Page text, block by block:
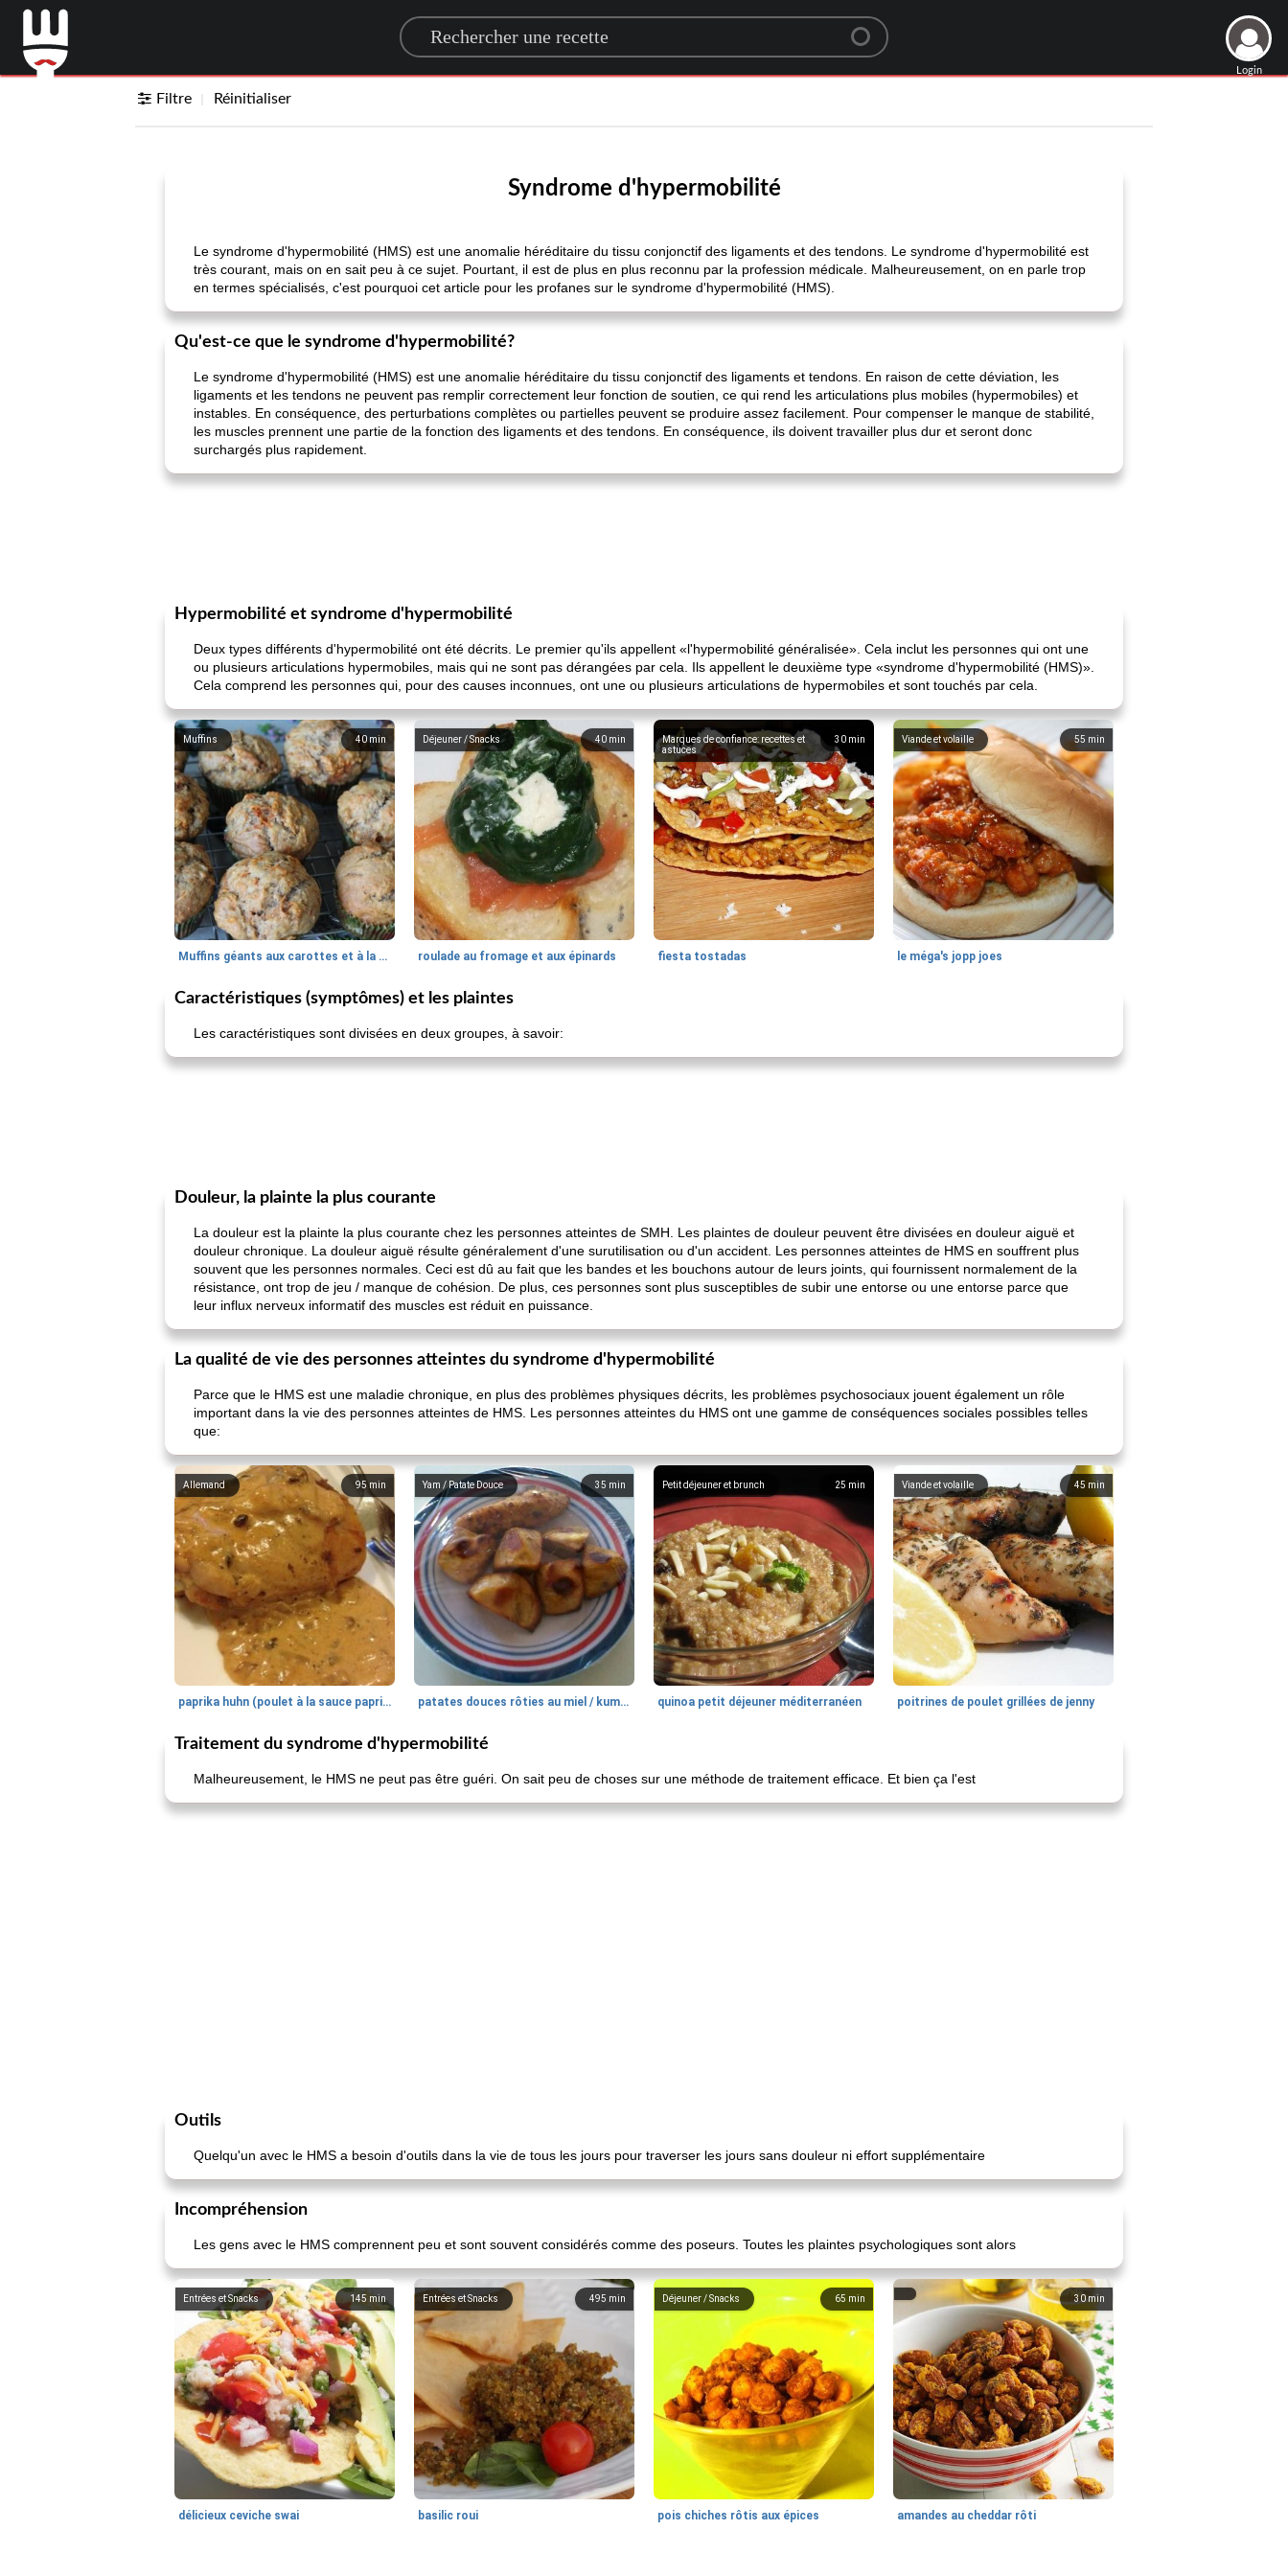
Search for a recipe
Login
Filtre Réinitialiser
Syndrome d'hypermobilité
Le syndrome d'hypermobilité (HMS) est une anomalie héréditaire du tissu conjonctif des ligaments et des tendons. Le syndrome d'hypermobilité est
très courant, mais on en sait peu à ce sujet. Pourtant, il est de plus en plus reconnu par la profession médicale. Malheureusement, on en parle trop
en termes spécialisés, c'est pourquoi cet article pour les profanes sur le syndrome d'hypermobilité (HMS).
Qu'est-ce que le syndrome d'hypermobilité?
Le syndrome d'hypermobilité (HMS) est une anomalie héréditaire du tissu conjonctif des ligaments et tendons. En raison de cette déviation, les
ligaments et les tendons ne peuvent pas remplir correctement leur fonction de soutien, ce qui rend les articulations plus mobiles (hypermobiles) et
instables. En conséquence, des perturbations complètes ou partielles peuvent se produire assez facilement. Pour compenser le manque de stabilité,
les muscles prennent une partie de la fonction des ligaments et des tendons. En conséquence, ils doivent travailler plus dur et seront donc
surchargés plus rapidement.
Hypermobilité et syndrome d'hypermobilité
Deux types différents d'hypermobilité ont été décrits. Le premier qu'ils appellent «l'hypermobilité généralisée». Cela inclut les personnes qui ont une
ou plusieurs articulations hypermobiles, mais qui ne sont pas dérangées par cela. Ils appellent le deuxième type «syndrome d'hypermobilité (HMS)».
Cela comprend les personnes qui, pour des causes inconnues, ont une ou plusieurs articulations de hypermobiles et sont touchés par cela.
40 min
Muffins
Muffins géants aux carottes et à la banane de Nif
40 min
Déjeuner / Snacks
roulade au fromage et aux épinards
30 min
Marques de confiance: recettes et
astuces
fiesta tostadas
55 min
Viande et volaille
le méga's jopp joes
Caractéristiques (symptômes) et les plaintes
Les caractéristiques sont divisées en deux groupes, à savoir:
Douleur, la plainte la plus courante
La douleur est la plainte la plus courante chez les personnes atteintes de SMH. Les plaintes de douleur peuvent être divisées en douleur aiguë et
douleur chronique. La douleur aiguë résulte généralement d'une surutilisation ou d'un accident. Les personnes atteintes de HMS en souffrent plus
souvent que les personnes normales. Ceci est dû au fait que les bandes et les bouchons autour de leurs joints, qui fournissent normalement de la
résistance, ont trop de jeu / manque de cohésion. De plus, ces personnes sont plus susceptibles de subir une entorse ou une entorse parce que
leur influx nerveux informatif des muscles est réduit en puissance.
La qualité de vie des personnes atteintes du syndrome d'hypermobilité
Parce que le HMS est une maladie chronique, en plus des problèmes physiques décrits, les problèmes psychosociaux jouent également un rôle
important dans la vie des personnes atteintes de HMS. Les personnes atteintes du HMS ont une gamme de conséquences sociales possibles telles
que:
95min
Allemand
paprika huhn (poulet à la sauce paprika).
35 min
Yam / Patate Douce
patates douces rôties au miel / kumara
25 min
Petit déjeuner et brunch
quinoa petit déjeuner méditerranéen
45 min
Viande et volaille
poitrines de poulet grillées de jenny
Traitement du syndrome d'hypermobilité
Malheureusement, le HMS ne peut pas être guéri. On sait peu de choses sur une méthode de traitement efficace. Et bien ça l'est
Outils
Quelqu'un avec le HMS a besoin d'outils dans la vie de tous les jours pour traverser les jours sans douleur ni effort supplémentaire
Incompréhension
Les gens avec le HMS comprennent peu et sont souvent considérés comme des poseurs. Toutes les plaintes psychologiques sont alors
145 min
Entrées et Snacks
délicieux ceviche swai
495 min
Entrées et Snacks
basilic roui
65 min
Déjeuner / Snacks
pois chiches rôtis aux épices
30min
amandes au cheddar rôti